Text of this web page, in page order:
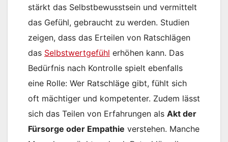
stärkt das Selbstbewusstsein und vermittelt
das Gefühl, gebraucht zu werden. Studien
zeigen, dass das Erteilen von Ratschlägen
das Selbstwertgefühl erhöhen kann. Das
Bedürfnis nach Kontrolle spielt ebenfalls
eine Rolle: Wer Ratschläge gibt, fühlt sich
oft mächtiger und kompetenter. Zudem lässt
sich das Teilen von Erfahrungen als Akt der
Fürsorge oder Empathie verstehen. Manche